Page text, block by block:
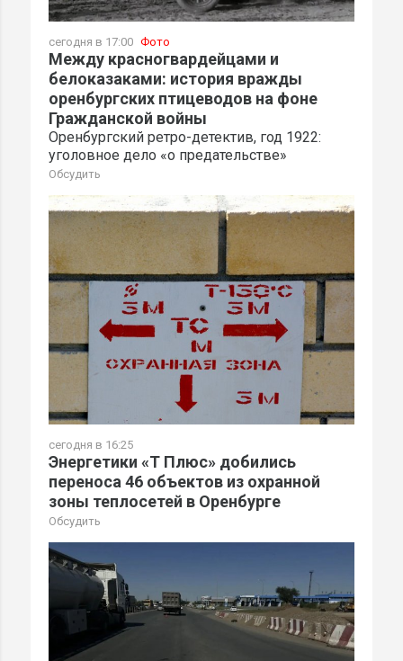
сегодня в 17:00 Фото
Между красногвардейцами и
белоказаками: история вражды
оренбургских птицеводов на фоне
Гражданской войны
Оренбургский ретро-детектив, год 1922:
уголовное дело «о предательстве»
Обсудить
сегодня в 16:25
Энергетики «Т Плюс» добились
переноса 46 объектов из охранной
зоны теплосетей в Оренбурге
Обсудить